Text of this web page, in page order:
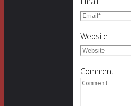
Website
Comment